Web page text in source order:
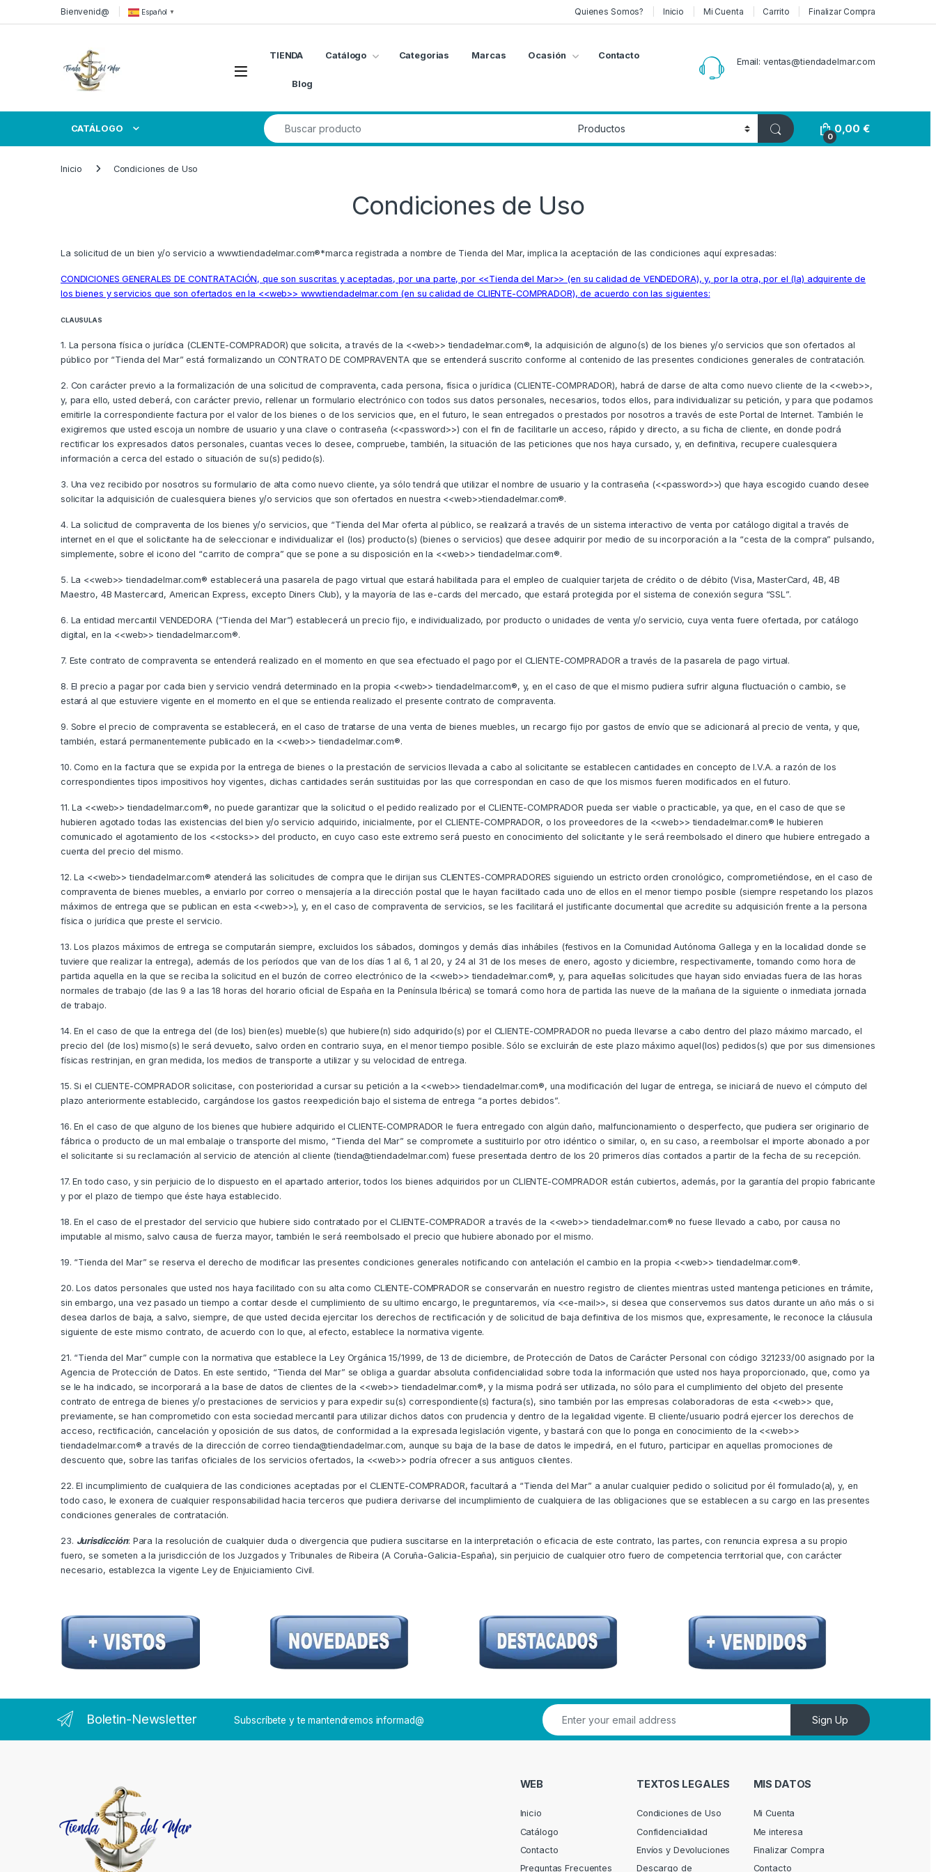
Skip to navigation
Skip to contentBienvenid@ Español ▼ Quienes Somos? Inicio Mi Cuenta Carrito Finalizar Compra
Open
TIENDA Catálogo Categorias Marcas Ocasión Contacto
Blog
Email: ventas@tiendadelmar.com
CATÁLOGO
Search for:
0
0,00€
Inicio Condiciones de Uso
Condiciones de Uso
La solicitud de un bien y/o servicio a www.tiendadelmar.com®*marca registrada a nombre de Tienda del Mar, implica la aceptación de las condiciones aquí expresadas:
CONDICIONES GENERALES DE CONTRATACIÓN, que son suscritas y aceptadas, por una parte, por <<Tienda del Mar>> (en su calidad de VENDEDORA), y, por la otra, por el (la) adquirente de
los bienes y servicios que son ofertados en la <<web>> www.tiendadelmar.com (en su calidad de CLIENTE-COMPRADOR), de acuerdo con las siguientes:
CLAUSULAS
1. La persona física o jurídica (CLIENTE-COMPRADOR) que solicita, a través de la <<web>> tiendadelmar.com®, la adquisición de alguno(s) de los bienes y/o servicios que son ofertados al
público por “Tienda del Mar” está formalizando un CONTRATO DE COMPRAVENTA que se entenderá suscrito conforme al contenido de las presentes condiciones generales de contratación.
2. Con carácter previo a la formalización de una solicitud de compraventa, cada persona, física o jurídica (CLIENTE-COMPRADOR), habrá de darse de alta como nuevo cliente de la <<web>>,
y, para ello, usted deberá, con carácter previo, rellenar un formulario electrónico con todos sus datos personales, necesarios, todos ellos, para individualizar su petición, y para que podamos
emitirle la correspondiente factura por el valor de los bienes o de los servicios que, en el futuro, le sean entregados o prestados por nosotros a través de este Portal de Internet. También le
exigiremos que usted escoja un nombre de usuario y una clave o contraseña (<<password>>) con el fin de facilitarle un acceso, rápido y directo, a su ficha de cliente, en donde podrá
rectificar los expresados datos personales, cuantas veces lo desee, compruebe, también, la situación de las peticiones que nos haya cursado, y, en definitiva, recupere cualesquiera
información a cerca del estado o situación de su(s) pedido(s).
3. Una vez recibido por nosotros su formulario de alta como nuevo cliente, ya sólo tendrá que utilizar el nombre de usuario y la contraseña (<<password>>) que haya escogido cuando desee
solicitar la adquisición de cualesquiera bienes y/o servicios que son ofertados en nuestra <<web>>tiendadelmar.com®.
4. La solicitud de compraventa de los bienes y/o servicios, que “Tienda del Mar oferta al público, se realizará a través de un sistema interactivo de venta por catálogo digital a través de
internet en el que el solicitante ha de seleccionar e individualizar el (los) producto(s) (bienes o servicios) que desee adquirir por medio de su incorporación a la “cesta de la compra” pulsando,
simplemente, sobre el icono del “carrito de compra” que se pone a su disposición en la <<web>> tiendadelmar.com®.
5. La <<web>> tiendadelmar.com® establecerá una pasarela de pago virtual que estará habilitada para el empleo de cualquier tarjeta de crédito o de débito (Visa, MasterCard, 4B, 4B
Maestro, 4B Mastercard, American Express, excepto Diners Club), y la mayoría de las e-cards del mercado, que estará protegida por el sistema de conexión segura “SSL”.
6. La entidad mercantil VENDEDORA (“Tienda del Mar”) establecerá un precio fijo, e individualizado, por producto o unidades de venta y/o servicio, cuya venta fuere ofertada, por catálogo
digital, en la <<web>> tiendadelmar.com®.
7. Este contrato de compraventa se entenderá realizado en el momento en que sea efectuado el pago por el CLIENTE-COMPRADOR a través de la pasarela de pago virtual.
8. El precio a pagar por cada bien y servicio vendrá determinado en la propia <<web>> tiendadelmar.com®, y, en el caso de que el mismo pudiera sufrir alguna fluctuación o cambio, se
estará al que estuviere vigente en el momento en el que se entienda realizado el presente contrato de compraventa.
9. Sobre el precio de compraventa se establecerá, en el caso de tratarse de una venta de bienes muebles, un recargo fijo por gastos de envío que se adicionará al precio de venta, y que,
también, estará permanentemente publicado en la <<web>> tiendadelmar.com®.
10. Como en la factura que se expida por la entrega de bienes o la prestación de servicios llevada a cabo al solicitante se establecen cantidades en concepto de I.V.A. a razón de los
correspondientes tipos impositivos hoy vigentes, dichas cantidades serán sustituidas por las que correspondan en caso de que los mismos fueren modificados en el futuro.
11. La <<web>> tiendadelmar.com®, no puede garantizar que la solicitud o el pedido realizado por el CLIENTE-COMPRADOR pueda ser viable o practicable, ya que, en el caso de que se
hubieren agotado todas las existencias del bien y/o servicio adquirido, inicialmente, por el CLIENTE-COMPRADOR, o los proveedores de la <<web>> tiendadelmar.com® le hubieren
comunicado el agotamiento de los <<stocks>> del producto, en cuyo caso este extremo será puesto en conocimiento del solicitante y le será reembolsado el dinero que hubiere entregado a
cuenta del precio del mismo.
12. La <<web>> tiendadelmar.com® atenderá las solicitudes de compra que le dirijan sus CLIENTES-COMPRADORES siguiendo un estricto orden cronológico, comprometiéndose, en el caso de
compraventa de bienes muebles, a enviarlo por correo o mensajería a la dirección postal que le hayan facilitado cada uno de ellos en el menor tiempo posible (siempre respetando los plazos
máximos de entrega que se publican en esta <<web>>), y, en el caso de compraventa de servicios, se les facilitará el justificante documental que acredite su adquisición frente a la persona
física o jurídica que preste el servicio.
13. Los plazos máximos de entrega se computarán siempre, excluidos los sábados, domingos y demás días inhábiles (festivos en la Comunidad Autónoma Gallega y en la localidad donde se
tuviere que realizar la entrega), además de los períodos que van de los días 1 al 6, 1 al 20, y 24 al 31 de los meses de enero, agosto y diciembre, respectivamente, tomando como hora de
partida aquella en la que se reciba la solicitud en el buzón de correo electrónico de la <<web>> tiendadelmar.com®, y, para aquellas solicitudes que hayan sido enviadas fuera de las horas
normales de trabajo (de las 9 a las 18 horas del horario oficial de España en la Península Ibérica) se tomará como hora de partida las nueve de la mañana de la siguiente o inmediata jornada
de trabajo.
14. En el caso de que la entrega del (de los) bien(es) mueble(s) que hubiere(n) sido adquirido(s) por el CLIENTE-COMPRADOR no pueda llevarse a cabo dentro del plazo máximo marcado, el
precio del (de los) mismo(s) le será devuelto, salvo orden en contrario suya, en el menor tiempo posible. Sólo se excluirán de este plazo máximo aquel(los) pedidos(s) que por sus dimensiones
físicas restrinjan, en gran medida, los medios de transporte a utilizar y su velocidad de entrega.
15. Si el CLIENTE-COMPRADOR solicitase, con posterioridad a cursar su petición a la <<web>> tiendadelmar.com®, una modificación del lugar de entrega, se iniciará de nuevo el cómputo del
plazo anteriormente establecido, cargándose los gastos reexpedición bajo el sistema de entrega “a portes debidos”.
16. En el caso de que alguno de los bienes que hubiere adquirido el CLIENTE-COMPRADOR le fuera entregado con algún daño, malfuncionamiento o desperfecto, que pudiera ser originario de
fábrica o producto de un mal embalaje o transporte del mismo, “Tienda del Mar” se compromete a sustituirlo por otro idéntico o similar, o, en su caso, a reembolsar el importe abonado a por
el solicitante si su reclamación al servicio de atención al cliente (tienda@tiendadelmar.com) fuese presentada dentro de los 20 primeros días contados a partir de la fecha de su recepción.
17. En todo caso, y sin perjuicio de lo dispuesto en el apartado anterior, todos los bienes adquiridos por un CLIENTE-COMPRADOR están cubiertos, además, por la garantía del propio fabricante
y por el plazo de tiempo que éste haya establecido.
18. En el caso de el prestador del servicio que hubiere sido contratado por el CLIENTE-COMPRADOR a través de la <<web>> tiendadelmar.com® no fuese llevado a cabo, por causa no
imputable al mismo, salvo causa de fuerza mayor, también le será reembolsado el precio que hubiere abonado por el mismo.
19. “Tienda del Mar” se reserva el derecho de modificar las presentes condiciones generales notificando con antelación el cambio en la propia <<web>> tiendadelmar.com®.
20. Los datos personales que usted nos haya facilitado con su alta como CLIENTE-COMPRADOR se conservarán en nuestro registro de clientes mientras usted mantenga peticiones en trámite,
sin embargo, una vez pasado un tiempo a contar desde el cumplimiento de su ultimo encargo, le preguntaremos, vía <<e-mail>>, si desea que conservemos sus datos durante un año más o si
desea darlos de baja, a salvo, siempre, de que usted decida ejercitar los derechos de rectificación y de solicitud de baja definitiva de los mismos que, expresamente, le reconoce la cláusula
siguiente de este mismo contrato, de acuerdo con lo que, al efecto, establece la normativa vigente.
21. “Tienda del Mar” cumple con la normativa que establece la Ley Orgánica 15/1999, de 13 de diciembre, de Protección de Datos de Carácter Personal con código 321233/00 asignado por la
Agencia de Protección de Datos. En este sentido, “Tienda del Mar” se obliga a guardar absoluta confidencialidad sobre toda la información que usted nos haya proporcionado, que, como ya
se le ha indicado, se incorporará a la base de datos de clientes de la <<web>> tiendadelmar.com®, y la misma podrá ser utilizada, no sólo para el cumplimiento del objeto del presente
contrato de entrega de bienes y/o prestaciones de servicios y para expedir su(s) correspondiente(s) factura(s), sino también por las empresas colaboradoras de esta <<web>> que,
previamente, se han comprometido con esta sociedad mercantil para utilizar dichos datos con prudencia y dentro de la legalidad vigente. El cliente/usuario podrá ejercer los derechos de
acceso, rectificación, cancelación y oposición de sus datos, de conformidad a la expresada legislación vigente, y bastará con que lo ponga en conocimiento de la <<web>>
tiendadelmar.com® a través de la dirección de correo tienda@tiendadelmar.com, aunque su baja de la base de datos le impedirá, en el futuro, participar en aquellas promociones de
descuento que, sobre las tarifas oficiales de los servicios ofertados, la <<web>> podría ofrecer a sus antiguos clientes.
22. El incumplimiento de cualquiera de las condiciones aceptadas por el CLIENTE-COMPRADOR, facultará a “Tienda del Mar” a anular cualquier pedido o solicitud por él formulado(a), y, en
todo caso, le exonera de cualquier responsabilidad hacia terceros que pudiera derivarse del incumplimiento de cualquiera de las obligaciones que se establecen a su cargo en las presentes
condiciones generales de contratación.
23. Jurisdicción: Para la resolución de cualquier duda o divergencia que pudiera suscitarse en la interpretación o eficacia de este contrato, las partes, con renuncia expresa a su propio
fuero, se someten a la jurisdicción de los Juzgados y Tribunales de Ribeira (A Coruña-Galicia-España), sin perjuicio de cualquier otro fuero de competencia territorial que, con carácter
necesario, establezca la vigente Ley de Enjuiciamiento Civil.
Boletin-Newsletter Subscríbete y te mantendremos informad@ Sign Up
WEB
Inicio
Catálogo
Contacto
Preguntas Frecuentes
TEXTOS LEGALES
Condiciones de Uso
Confidencialidad
Envíos y Devoluciones
Descargo de
MIS DATOS
Mi Cuenta
Me interesa
Finalizar Compra
Contacto